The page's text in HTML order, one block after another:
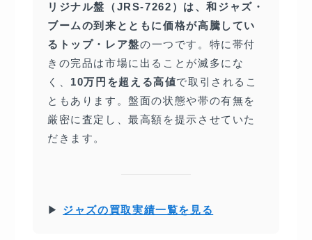
リジナル盤（JRS-7262）は、和ジャズ・
ブームの到来とともに価格が高騰してい
るトップ・レア盤の一つです。特に帯付
きの完品は市場に出ることが滅多にな
く、 10万円を超える高値で取引されるこ
ともあります。盤面の状態や帯の有無を
厳密に査定し、最高額を提示させていた
だきます。
▶ ジャズの買取実績一覧を見る